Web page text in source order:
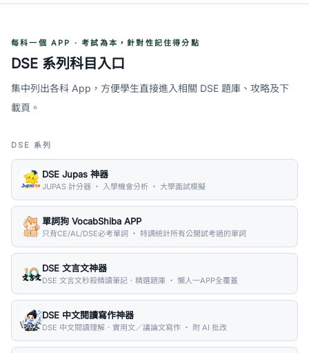
每科一個 APP · 考試為本，針對性記住得分點
DSE 系列科目入口
集中列出各科 App，方便學生直接進入相關 DSE 題庫、攻略及下
載頁。
DSE 系列
DSE Jupas 神器
JUPAS 計分器 ・ 入學機會分析 ・ 大學面試模擬
單詞狗 VocabShiba APP
只背CE/AL/DSE必考單詞 ・ 特調統計所有公開試考過的單詞
DSE 文言文神器
DSE 文言文秒殺精讀筆記．精選題庫 ・ 懶人一APP全覆蓋
DSE 中文閱讀寫作神器
DSE 中文閱讀理解．實用文／議論文寫作 ・ 附 AI 批改